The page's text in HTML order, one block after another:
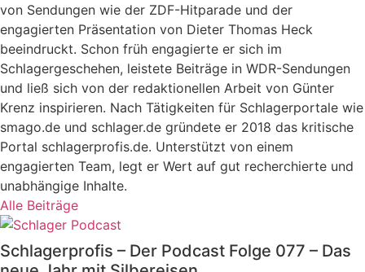
von Sendungen wie der ZDF-Hitparade und der
engagierten Präsentation von Dieter Thomas Heck
beeindruckt. Schon früh engagierte er sich im
Schlagergeschehen, leistete Beiträge in WDR-Sendungen
und ließ sich von der redaktionellen Arbeit von Günter
Krenz inspirieren. Nach Tätigkeiten für Schlagerportale wie
smago.de und schlager.de gründete er 2018 das kritische
Portal schlagerprofis.de. Unterstützt von einem
engagierten Team, legt er Wert auf gut recherchierte und
unabhängige Inhalte.
Alle Beiträge
Schlagerprofis – Der Podcast Folge 077 – Das